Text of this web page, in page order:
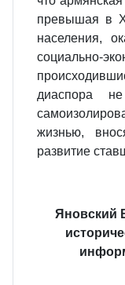
превышая в
населения,
диаспора
жизнью,
развитие
Яновский